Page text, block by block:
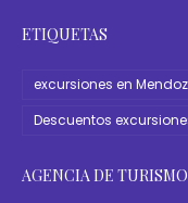
ETIQUETAS
excursiones en
Descuentos
AGENCIA DE